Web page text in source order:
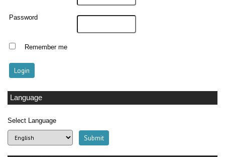
Password
Remember me
Language
Select Language